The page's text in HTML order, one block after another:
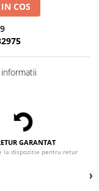
COS
GARANTAT
la dispozitie pentru retur